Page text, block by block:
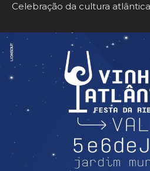
Celebração da cultura atlântica